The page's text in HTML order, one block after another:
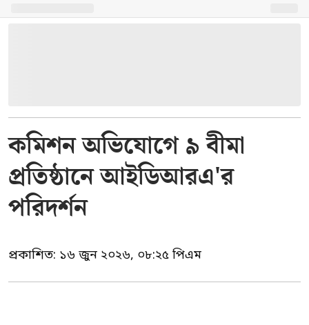
কমিশন অভিযোগে ৯ বীমা
প্রতিষ্ঠানে আইডিআরএ'র
পরিদর্শন
প্রকাশিত: ১৬ জুন ২০২৬, ০৮:২৫ পিএম